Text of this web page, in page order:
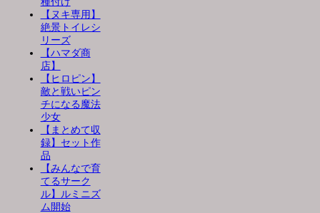
【ヌキ専用】
絶景トイレシ
リーズ
【ハマダ商
店】
【ヒロピン】
敵と戦いピン
チになる魔法
少女
【まとめて収
録】セット作
品
【みんなで育
てるサーク
ル】ルミニズ
ム開始